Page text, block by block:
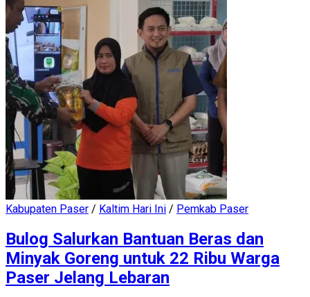
Kabupaten Paser / Kaltim Hari Ini / Pemkab Paser
Bulog Salurkan Bantuan Beras dan
Minyak Goreng untuk 22 Ribu Warga
Paser Jelang Lebaran